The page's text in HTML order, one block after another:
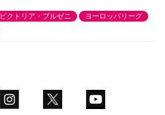
ビクトリア・プルゼニ
ヨーロッパリーグ